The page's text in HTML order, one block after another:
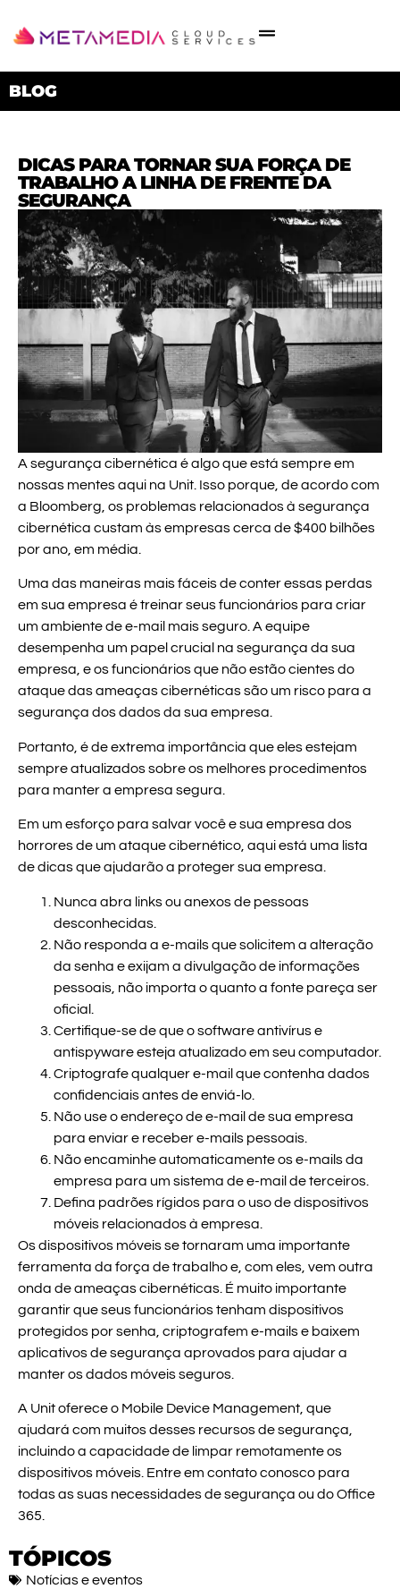
BLOG
TÓPICOS
Notícias e eventos
DICAS PARA TORNAR SUA FORÇA DE
TRABALHO A LINHA DE FRENTE DA
SEGURANÇA
A segurança cibernética é algo que está sempre em
nossas mentes aqui na Unit. Isso porque, de acordo com
a Bloomberg, os problemas relacionados à segurança
cibernética custam às empresas cerca de $400 bilhões
por ano, em média.
Uma das maneiras mais fáceis de conter essas perdas
em sua empresa é treinar seus funcionários para criar
um ambiente de e-mail mais seguro. A equipe
desempenha um papel crucial na segurança da sua
empresa, e os funcionários que não estão cientes do
ataque das ameaças cibernéticas são um risco para a
segurança dos dados da sua empresa.
Portanto, é de extrema importância que eles estejam
sempre atualizados sobre os melhores procedimentos
para manter a empresa segura.
Em um esforço para salvar você e sua empresa dos
horrores de um ataque cibernético, aqui está uma lista
de dicas que ajudarão a proteger sua empresa.
Nunca abra links ou anexos de pessoas
desconhecidas.
Não responda a e-mails que solicitem a alteração
da senha e exijam a divulgação de informações
pessoais, não importa o quanto a fonte pareça ser
oficial.
Certifique-se de que o software antivírus e
antispyware esteja atualizado em seu computador.
Criptografe qualquer e-mail que contenha dados
confidenciais antes de enviá-lo.
Não use o endereço de e-mail de sua empresa
para enviar e receber e-mails pessoais.
Não encaminhe automaticamente os e-mails da
empresa para um sistema de e-mail de terceiros.
Defina padrões rígidos para o uso de dispositivos
móveis relacionados à empresa.
Os dispositivos móveis se tornaram uma importante
ferramenta da força de trabalho e, com eles, vem outra
onda de ameaças cibernéticas. É muito importante
garantir que seus funcionários tenham dispositivos
protegidos por senha, criptografem e-mails e baixem
aplicativos de segurança aprovados para ajudar a
manter os dados móveis seguros.
A Unit oferece o Mobile Device Management, que
ajudará com muitos desses recursos de segurança,
incluindo a capacidade de limpar remotamente os
dispositivos móveis. Entre em contato conosco para
todas as suas necessidades de segurança ou do Office
365.